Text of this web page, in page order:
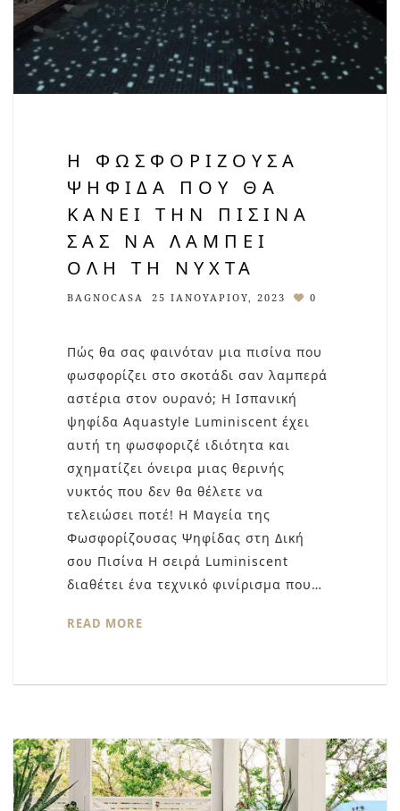
Η ΦΩΣΦΟΡΊΖΟΥΣΑ
ΨΗΦΊΔΑ ΠΟΥ ΘΑ
ΚΆΝΕΙ ΤΗΝ ΠΙΣΊΝΑ
ΣΑΣ ΝΑ ΛΆΜΠΕΙ
ΌΛΗ ΤΗ ΝΎΧΤΑ
BAGNOCASA 25 ΙΑΝΟΥΑΡΊΟΥ, 2023 0
Πώς θα σας φαινόταν μια πισίνα που
φωσφορίζει στο σκοτάδι σαν λαμπερά
αστέρια στον ουρανό; Η Ισπανική
ψηφίδα Aquastyle Luminiscent έχει
αυτή τη φωσφοριζέ ιδιότητα και
σχηματίζει όνειρα μιας θερινής
νυκτός που δεν θα θέλετε να
τελειώσει ποτέ! Η Μαγεία της
Φωσφορίζουσας Ψηφίδας στη Δική
σου Πισίνα Η σειρά Luminiscent
διαθέτει ένα τεχνικό φινίρισμα που…
READ MORE